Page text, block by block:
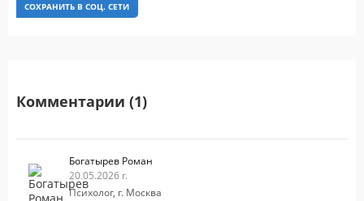
СОХРАНИТЬ В СОЦ. СЕТИ
Комментарии (1)
Богатырев Роман
20.05.2026 г.
Психолог, г. Москва